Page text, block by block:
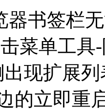
器书签栏
菜单工具
现扩展
的立即重